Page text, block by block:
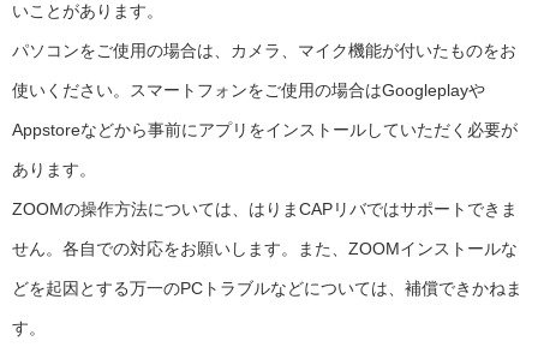
いことがあります。
パソコンをご使用の場合は、カメラ、マイク機能が付いたものをお
使いください。スマートフォンをご使用の場合はGoogleplayや
Appstoreなどから事前にアプリをインストールしていただく必要が
あります。
ZOOMの操作方法については、はりまCAPリバではサポートできま
せん。各自での対応をお願いします。また、ZOOMインストールな
どを起因とする万一のPCトラブルなどについては、補償できかねま
す。